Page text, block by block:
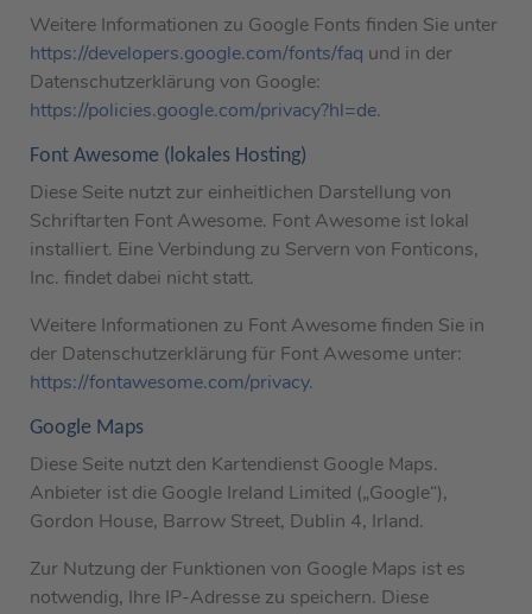
Weitere Informationen zu Google Fonts finden Sie unter
https://developers.google.com/fonts/faq und in der
Datenschutzerklärung von Google:
https://policies.google.com/privacy?hl=de.
Font Awesome (lokales Hosting)
Diese Seite nutzt zur einheitlichen Darstellung von
Schriftarten Font Awesome. Font Awesome ist lokal
installiert. Eine Verbindung zu Servern von Fonticons,
Inc. findet dabei nicht statt.
Weitere Informationen zu Font Awesome finden Sie in
der Datenschutzerklärung für Font Awesome unter:
https://fontawesome.com/privacy.
Google Maps
Diese Seite nutzt den Kartendienst Google Maps.
Anbieter ist die Google Ireland Limited („Google“),
Gordon House, Barrow Street, Dublin 4, Irland.
Zur Nutzung der Funktionen von Google Maps ist es
notwendig, Ihre IP-Adresse zu speichern. Diese